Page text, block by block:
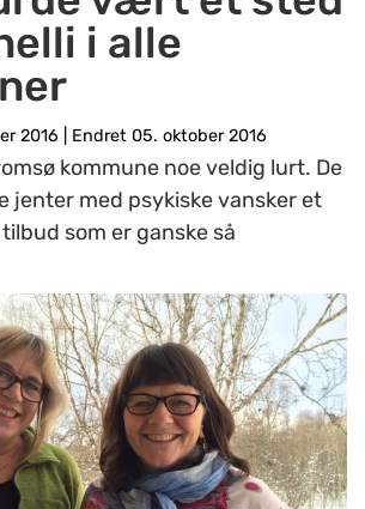
i alle
2016 Endret 05. oktober 2016
kommune noe veldig lurt. De
jenter med psykiske vansker et
som er ganske så